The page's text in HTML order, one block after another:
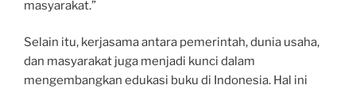
masyarakat.”
Selain itu, kerjasama antara pemerintah, dunia usaha,
dan masyarakat juga menjadi kunci dalam
mengembangkan edukasi buku di Indonesia. Hal ini